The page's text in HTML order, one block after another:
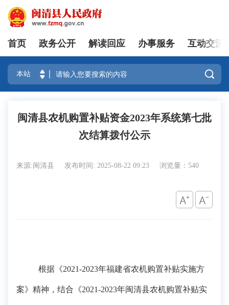
登录
首页 政务公开 解读回应 办事服务 互动交流

闽清县农机购置补贴资金2023年系统第七批
次结算拨付公示
来源:闽清县 发布时间: 2025-08-22 09:23 浏览量：540
根据《2021-2023年福建省农机购置补贴实施方
案》精神， 结合 《2021-2023年闽清县农机购置补贴实